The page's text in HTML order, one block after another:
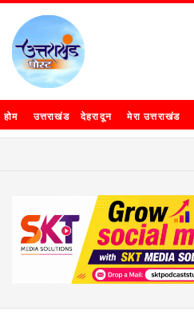
होम उत्तराखंड देहरादून मेरा उत्तराखंड